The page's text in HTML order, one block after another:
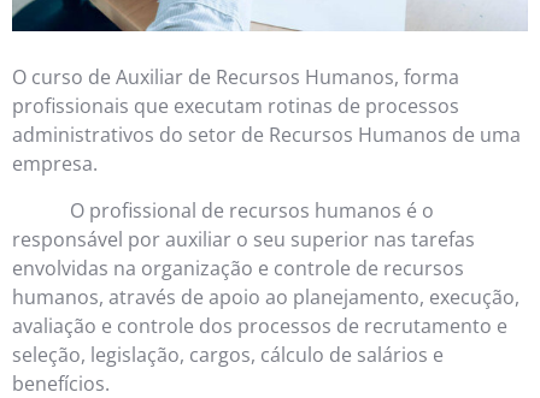
O curso de Auxiliar de Recursos Humanos, forma
profissionais que executam rotinas de processos
administrativos do setor de Recursos Humanos de uma
empresa.
O profissional de recursos humanos é o
responsável por auxiliar o seu superior nas tarefas
envolvidas na organização e controle de recursos
humanos, através de apoio ao planejamento, execução,
avaliação e controle dos processos de recrutamento e
seleção, legislação, cargos, cálculo de salários e
benefícios.